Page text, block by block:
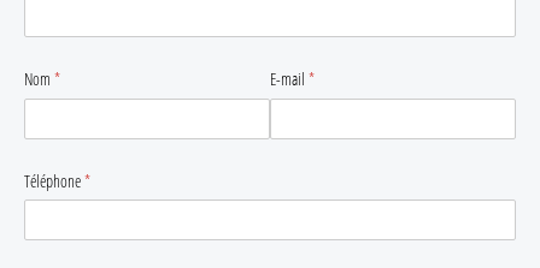
Nom *
(requis) E-mail *
(requis)
Téléphone*
(requis)